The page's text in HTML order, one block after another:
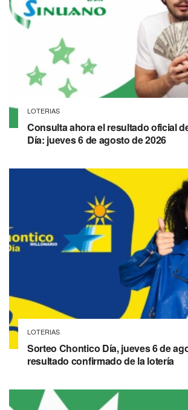
LOTERIAS
Consulta ahora el resultado oficial
Día: jueves 6 de agosto de 2026
LOTERIAS
Sorteo Chontico Día, jueves 6 de
resultado confirmado de la lotería